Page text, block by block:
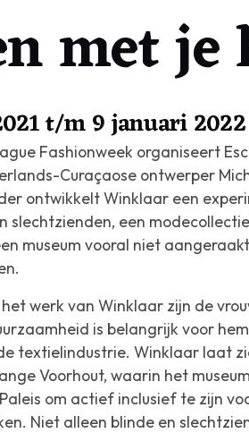
met je
t/m 9 januari 2022
Fashionweek organiseert
Curaçaose ontwerper
ontwikkelt Winklaar een
slechtzienden, een
museum vooral niet
werk van Winklaar zijn de
is belangrijk voor
textielindustrie. Winklaar laat
Voorhout, waarin het
om actief inclusief te zijn
Niet alleen blinde en